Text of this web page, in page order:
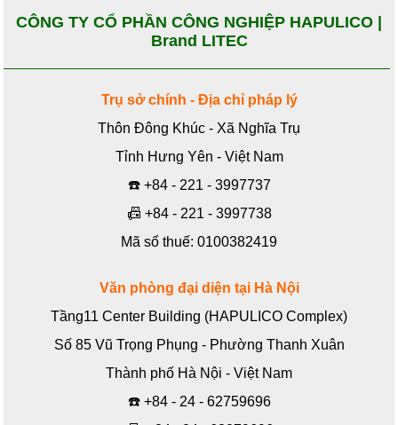
CÔNG TY CỔ PHẦN CÔNG NGHIỆP HAPULICO |
Brand LITEC
Trụ sở chính - Địa chỉ pháp lý
Thôn Đông Khúc - Xã Nghĩa Trụ
Tỉnh Hưng Yên - Việt Nam
☎️ +84 - 221 - 3997737
📠 +84 - 221 - 3997738
Mã số thuế: 0100382419
Văn phòng đại diện tại Hà Nội
Tầng11 Center Building (HAPULICO Complex)
Số 85 Vũ Trọng Phụng - Phường Thanh Xuân
Thành phố Hà Nội - Việt Nam
☎️ +84 - 24 - 62759696